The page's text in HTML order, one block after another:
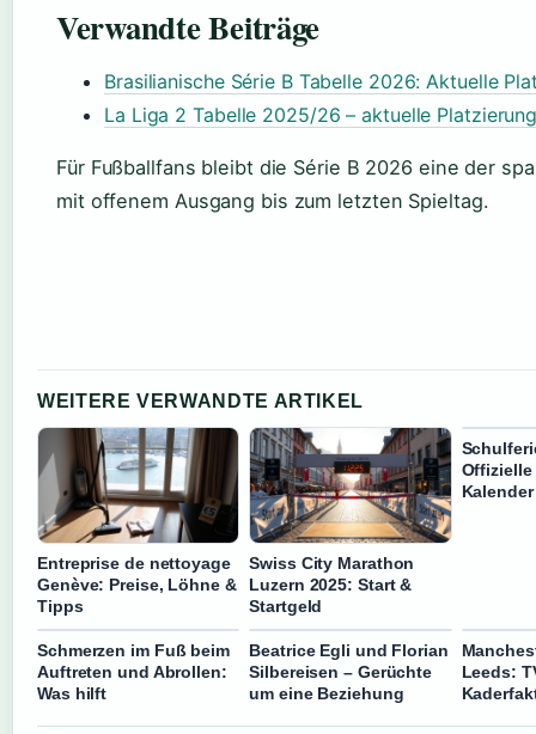
Verwandte Beiträge
Brasilianische Série B Tabelle 2026: Aktuelle
La Liga 2 Tabelle 2025/26 – aktuelle
Für Fußballfans bleibt die Série B 2026 eine der
mit offenem Ausgang bis zum letzten Spieltag.
WEITERE VERWANDTE ARTIKEL
Entreprise de nettoyage
Genève: Preise, Löhne &
Tipps
Swiss City Marathon
Luzern 2025: Start &
Startgeld
Offizielle
Kalender
Schmerzen im Fuß beim
Auftreten und Abrollen:
Was hilft
Beatrice Egli und Florian
Silbereisen – Gerüchte
um eine Beziehung
Leeds: